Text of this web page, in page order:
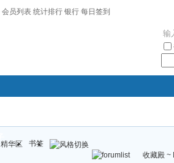
会员列表 统计排行 银行 每日签到
精华区
书签
收藏殿 ~